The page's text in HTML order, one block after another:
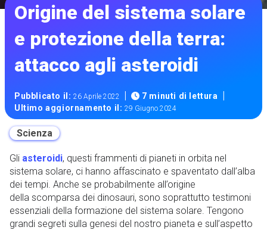
Origine del sistema solare
e protezione della terra:
attacco agli asteroidi
Pubblicato il:26 Aprile 2022 | 7 minuti di lettura |
Ultimo aggiornamento il:29 Giugno 2024
Scienza
Gli asteroidi, questi frammenti di pianeti in orbita nel
sistema solare, ci hanno affascinato e spaventato dall’alba
dei tempi. Anche se probabilmente all’origine
della scomparsa dei dinosauri, sono soprattutto testimoni
essenziali della formazione del sistema solare. Tengono
grandi segreti sulla genesi del nostro pianeta e sull’aspetto